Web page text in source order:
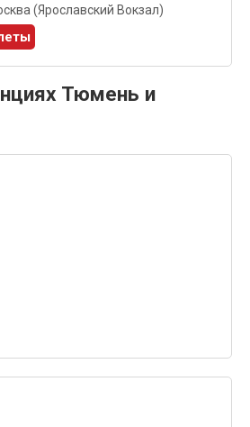
(Ярославский Вокзал)
Тюмень и